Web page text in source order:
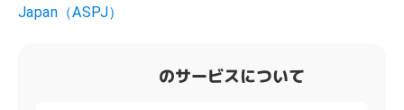
Japan（ASPJ）
のサービスについて